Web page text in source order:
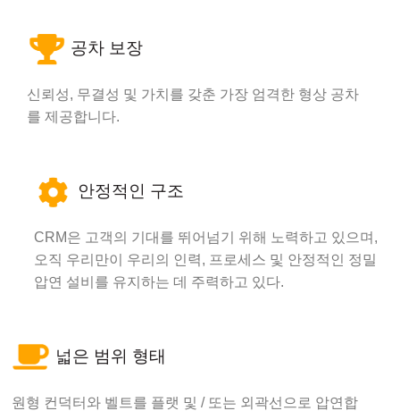
공차 보장
신뢰성, 무결성 및 가치를 갖춘 가장 엄격한 형상 공차
를 제공합니다.
안정적인 구조
CRM은 고객의 기대를 뛰어넘기 위해 노력하고 있으며,
오직 우리만이 우리의 인력, 프로세스 및 안정적인 정밀
압연 설비를 유지하는 데 주력하고 있다.
넓은 범위 형태
원형 컨덕터와 벨트를 플랫 및 / 또는 외곽선으로 압연합